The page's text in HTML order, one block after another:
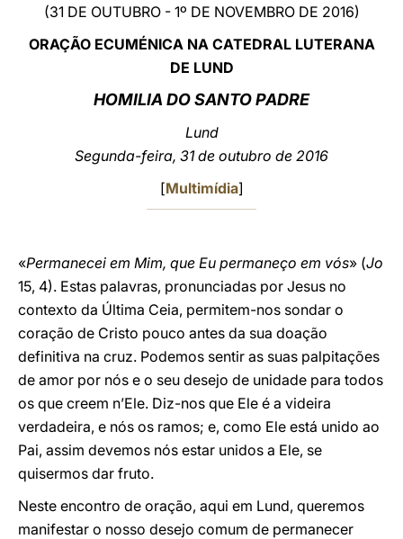
LATINE
(31 DE OUTUBRO - 1º DE NOVEMBRO DE 2016)
ORAÇÃO ECUMÉNICA NA CATEDRAL LUTERANA
DE LUND
HOMILIA DO SANTO PADRE
Lund
Segunda-feira, 31 de outubro de 2016
[Multimídia]
«Permanecei em Mim, que Eu permaneço em vós» (Jo
15, 4). Estas palavras, pronunciadas por Jesus no
contexto da Última Ceia, permitem-nos sondar o
coração de Cristo pouco antes da sua doação
definitiva na cruz. Podemos sentir as suas palpitações
de amor por nós e o seu desejo de unidade para todos
os que creem n’Ele. Diz-nos que Ele é a videira
verdadeira, e nós os ramos; e, como Ele está unido ao
Pai, assim devemos nós estar unidos a Ele, se
quisermos dar fruto.
Neste encontro de oração, aqui em Lund, queremos
manifestar o nosso desejo comum de permanecer